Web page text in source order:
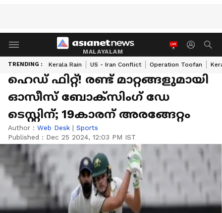
MALAYALAM
TRENDING : Kerala Rain US - Iran Conflict Operation Toofan
ഹെഡ് ഫിറ്റ്! രണ്ട് മാറ്റങ്ങളുമായി
ഓസീസ് ബോക്‌സിംഗ് ഡേ
ടെസ്റ്റിന്; 19കാരന് അരങ്ങേറ്റം
Author : Web Desk | Sports
Published : Dec 25 2024, 12:03 PM IST